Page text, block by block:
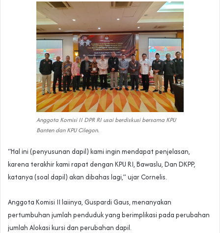
Anggota Komisi II DPR RI usai berdiskusi bersama KPU
Banten dan KPU Cilegon.
“Hal ini (penyusunan dapil) kami ingin mendapat penjelasan,
karena terakhir kami rapat dengan KPU RI, Bawaslu, Dan DKPP,
katanya (soal dapil) akan dibahas lagi,” ujar Cornelis.
Anggota Komisi II laiinya, Guspardi Gaus, menanyakan
pertumbuhan jumlah penduduk yang berimplikasi pada perubahan
jumlah Alokasi kursi dan perubahan dapil.